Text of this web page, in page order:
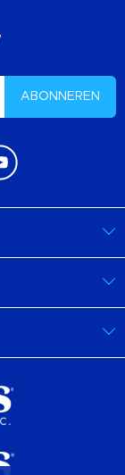
ABONNEREN